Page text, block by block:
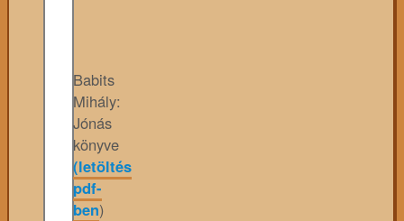
Babits
Mihály:
Jónás
könyve
(letöltés
pdf-
ben)